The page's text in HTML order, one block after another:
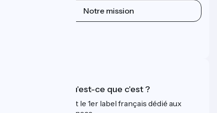
Notre mission
Accueil Vélo qu'est-ce que c'est ?
Accueil Vélo c'est le 1er label français dédié aux